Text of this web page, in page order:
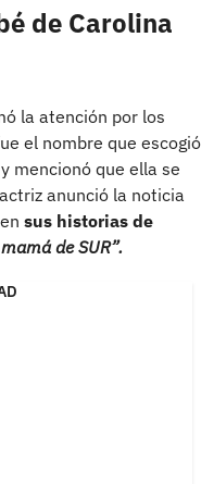
de Carolina
la atención por los
el nombre que escogió
mencionó que ella se
anunció la noticia
sus historias de
de SUR”.